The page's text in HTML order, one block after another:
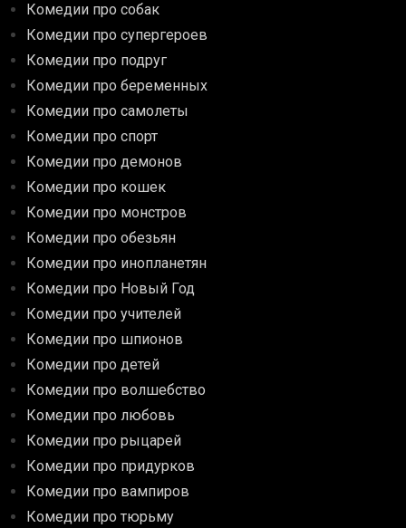
Комедии про собак
Комедии про супергероев
Комедии про подруг
Комедии про беременных
Комедии про самолеты
Комедии про спорт
Комедии про демонов
Комедии про кошек
Комедии про монстров
Комедии про обезьян
Комедии про инопланетян
Комедии про Новый Год
Комедии про учителей
Комедии про шпионов
Комедии про детей
Комедии про волшебство
Комедии про любовь
Комедии про рыцарей
Комедии про придурков
Комедии про вампиров
Комедии про тюрьму